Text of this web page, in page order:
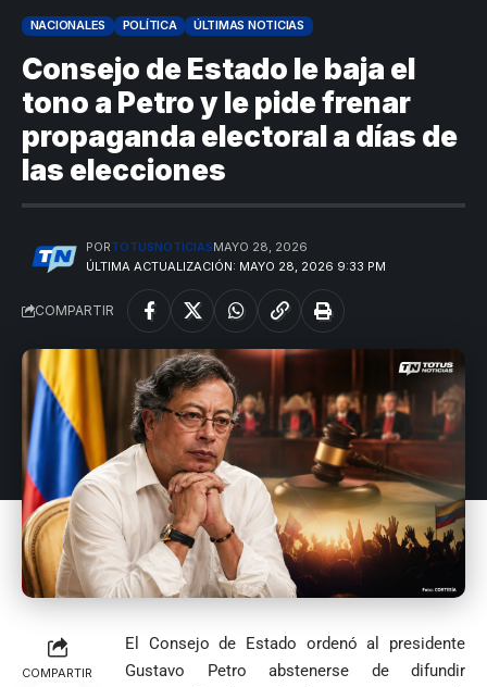
NACIONALES POLÍTICA ÚLTIMAS NOTICIAS
Consejo de Estado le baja el
tono a Petro y le pide frenar
propaganda electoral a días de
las elecciones
ÚLTIMA ACTUALIZACIÓN: MAYO 28, 2026 9:33 PM
PORTOTUSNOTICIASMAYO 28, 2026
COMPARTIR
COMPARTIR
El Consejo de Estado ordenó al presidente
Gustavo Petro abstenerse de difundir